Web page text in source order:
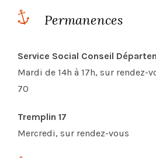
Permanences
Service Social Conseil
Mardi de 14h à 17h, sur rendez-
70
Tremplin 17
Mercredi, sur rendez-vous